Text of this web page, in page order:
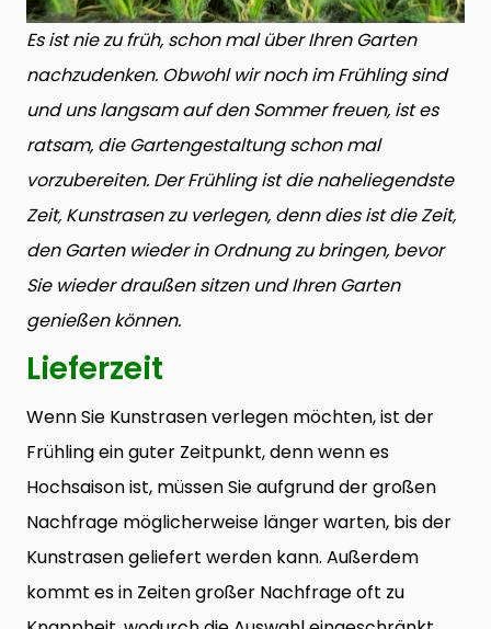
Es ist nie zu früh, schon mal über Ihren Garten
nachzudenken. Obwohl wir noch im Frühling sind
und uns langsam auf den Sommer freuen, ist es
ratsam, die Gartengestaltung schon mal
vorzubereiten. Der Frühling ist die naheliegendste
Zeit, Kunstrasen zu verlegen, denn dies ist die Zeit,
den Garten wieder in Ordnung zu bringen, bevor
Sie wieder draußen sitzen und Ihren Garten
genießen können.
Lieferzeit
Wenn Sie Kunstrasen verlegen möchten, ist der
Frühling ein guter Zeitpunkt, denn wenn es
Hochsaison ist, müssen Sie aufgrund der großen
Nachfrage möglicherweise länger warten, bis der
Kunstrasen geliefert werden kann. Außerdem
kommt es in Zeiten großer Nachfrage oft zu